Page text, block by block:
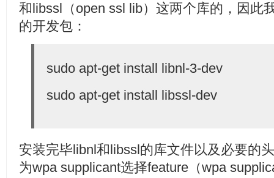
和libssl（open ssl lib）这两个库的，因此
的开发包：
sudo apt-get install libnl-3-dev
sudo apt-get install libssl-dev
安装完毕libnl和libssl的库文件以及必要的
为wpa supplicant选择feature（wpa